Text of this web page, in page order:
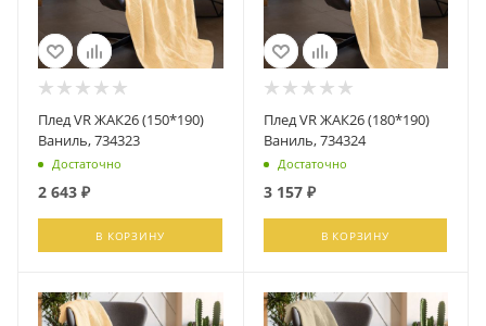
Плед VR ЖАК26 (150*190)
Ваниль, 734323
Достаточно
2 643 ₽
В КОРЗИНУ
Плед VR ЖАК26 (180*190)
Ваниль, 734324
Достаточно
3 157₽
В КОРЗИНУ